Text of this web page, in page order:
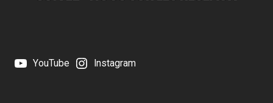
YouTube Instagram